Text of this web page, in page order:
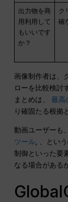
出力物を商
用利用して
もいいです
か？
ク
確
画像制作者は、
ローを比較検討
まとめは、最高
り確固たる根拠
動画ユーザーも
ツール , 、とい
制御といった要
なる場合がある